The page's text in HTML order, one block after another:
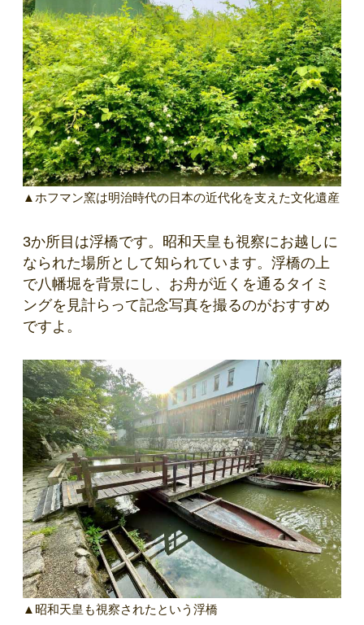
▲ホフマン窯は明治時代の日本の近代化を支えた文化遺産
3か所目は浮橋です。昭和天皇も視察にお越しに
なられた場所として知られています。浮橋の上
で八幡堀を背景にし、お舟が近くを通るタイミ
ングを見計らって記念写真を撮るのがおすすめ
ですよ。
▲昭和天皇も視察されたという浮橋